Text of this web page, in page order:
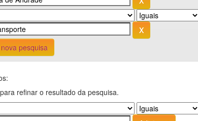
pesquisa
refinar o resultado da pesquisa.